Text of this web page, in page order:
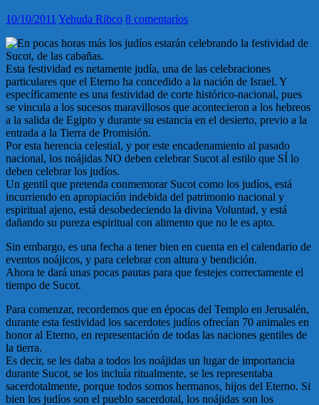
10/10/2011 Yehuda Ribco 8 comentarios
En pocas horas más los judíos estarán celebrando la festividad de
Sucot, de las cabañas.
Esta festividad es netamente judía, una de las celebraciones
particulares que el Eterno ha concedido a la nación de Israel. Y
específicamente es una festividad de corte histórico-nacional, pues
se vincula a los sucesos maravillosos que acontecieron a los hebreos
a la salida de Egipto y durante su estancia en el desierto, previo a la
entrada a la Tierra de Promisión.
Por esta herencia celestial, y por este encadenamiento al pasado
nacional, los noájidas NO deben celebrar Sucot al estilo que SÍ lo
deben celebrar los judíos.
Un gentil que pretenda conmemorar Sucot como los judíos, está
incurriendo en apropiación indebida del patrimonio nacional y
espiritual ajeno, está desobedeciendo la divina Voluntad, y está
dañando su pureza espiritual con alimento que no le es apto.
Sin embargo, es una fecha a tener bien en cuenta en el calendario de
eventos noájicos, y para celebrar con altura y bendición.
Ahora te dará unas pocas pautas para que festejes correctamente el
tiempo de Sucot.
Para comenzar, recordemos que en épocas del Templo en Jerusalén,
durante esta festividad los sacerdotes judíos ofrecían 70 animales en
honor al Eterno, en representación de todas las naciones gentiles de
la tierra.
Es decir, se les daba a todos los noájidas un lugar de importancia
durante Sucot, se los incluía ritualmente, se les representaba
sacerdotalmente, porque todos somos hermanos, hijos del Eterno. Si
bien los judíos son el pueblo sacerdotal, los noájidas son los